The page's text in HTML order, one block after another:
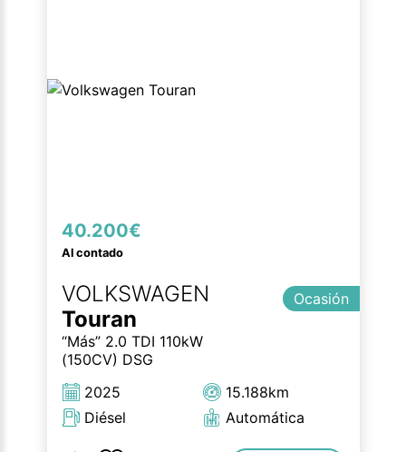
40.200€
Al contado
VOLKSWAGEN
Touran
“Más” 2.0 TDI 110kW
(150CV) DSG
Ocasión
2025
Diésel
15.188km
Automática